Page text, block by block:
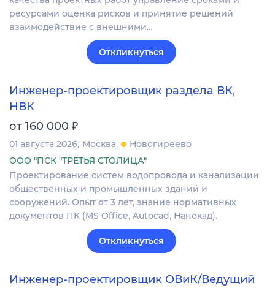
ресурсами оценка рисков и принятие решений
взаимодействие с внешними…
Откликнуться
Инженер-проектировщик раздела ВК,
НВК
от 160 000 ₽
01 августа 2026 Москва
Новогиреево
ООО "ПСК "ТРЕТЬЯ СТОЛИЦА"
Проектирование систем водопровода и канализации
общественных и промышленных зданий и
сооружений. Опыт от 3 лет, знание нормативных
документов ПК (MS Office, Autocad, Нанокад).
Откликнуться
Инженер-проектировщик ОВиК/Ведущий